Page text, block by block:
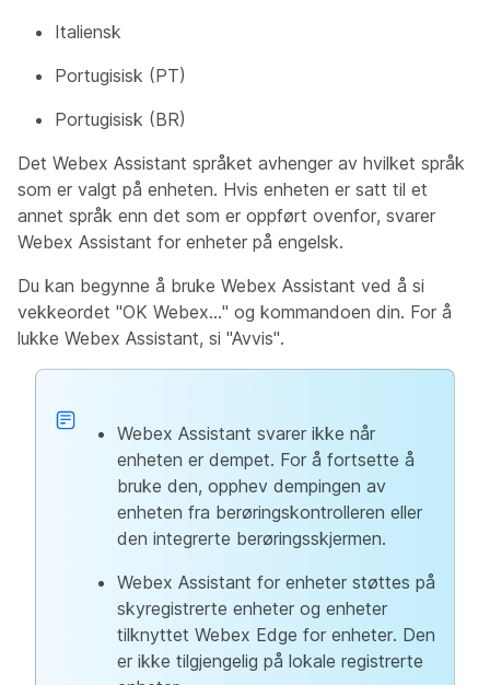
Italiensk
Portugisisk (PT)
Portugisisk (BR)
Det Webex Assistant språket avhenger av hvilket språk
som er valgt på enheten. Hvis enheten er satt til et
annet språk enn det som er oppført ovenfor, svarer
Webex Assistant for enheter på engelsk.
Du kan begynne å bruke Webex Assistant ved å si
vekkeordet "OK Webex..." og kommandoen din. For å
lukke Webex Assistant, si "Avvis".
Webex Assistant svarer ikke når
enheten er dempet. For å fortsette å
bruke den, opphev dempingen av
enheten fra berøringskontrolleren eller
den integrerte berøringsskjermen.
Webex Assistant for enheter støttes på
skyregistrerte enheter og enheter
tilknyttet Webex Edge for enheter. Den
er ikke tilgjengelig på lokale registrerte